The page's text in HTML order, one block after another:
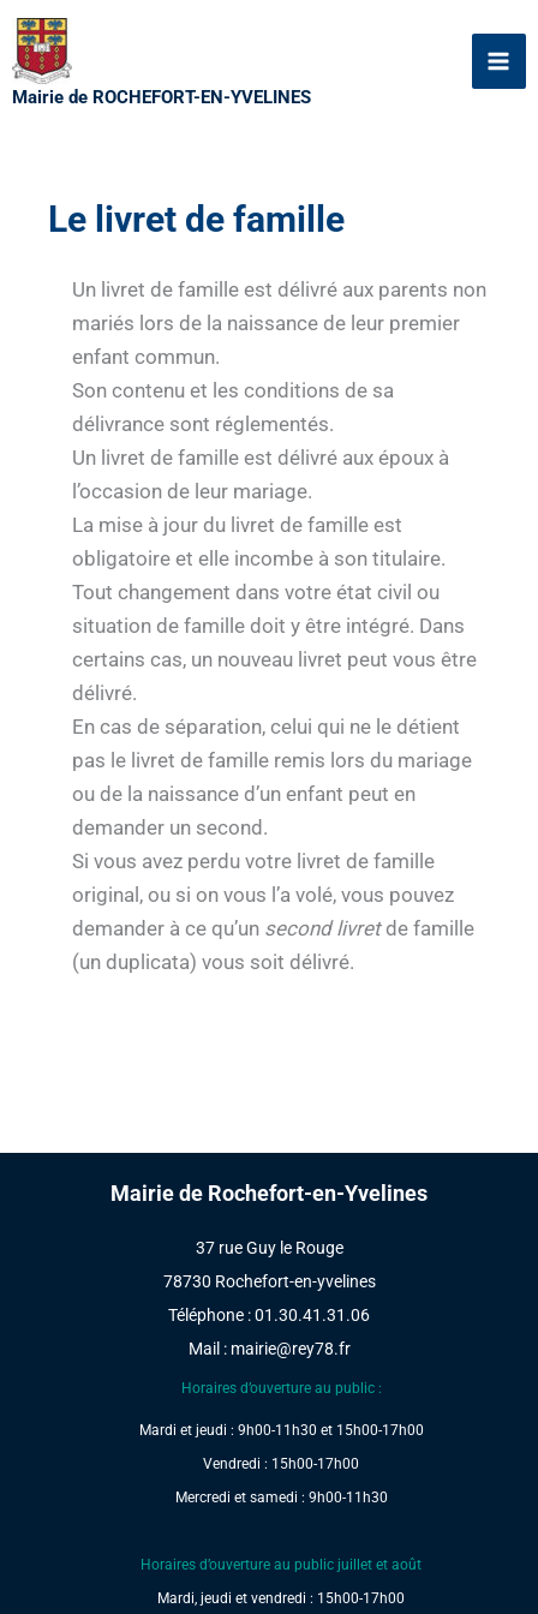
Aller
au
contenu
Mairie de ROCHEFORT-EN-YVELINES
Le livret de famille
Un livret de famille est délivré aux parents non
mariés lors de la naissance de leur premier
enfant commun.
Son contenu et les conditions de sa
délivrance sont réglementés.
Un livret de famille est délivré aux époux à
l’occasion de leur mariage.
La mise à jour du livret de famille est
obligatoire et elle incombe à son titulaire.
Tout changement dans votre état civil ou
situation de famille doit y être intégré. Dans
certains cas, un nouveau livret peut vous être
délivré.
En cas de séparation, celui qui ne le détient
pas le livret de famille remis lors du mariage
ou de la naissance d’un enfant peut en
demander un second.
Si vous avez perdu votre livret de famille
original, ou si on vous l’a volé, vous pouvez
demander à ce qu’un second livretde famille
(un duplicata) vous soit délivré.
Mairie de Rochefort-en-Yvelines
37 rue Guy le Rouge
78730 Rochefort-en-yvelines
Téléphone : 01.30.41.31.06
Mail : mairie@rey78.fr
Horaires d’ouverture au public :
Mardi et jeudi : 9h00-11h30 et 15h00-17h00
Vendredi : 15h00-17h00
Mercredi et samedi : 9h00-11h30
Horaires d’ouverture au public juillet et août
Mardi, jeudi et vendredi : 15h00-17h00